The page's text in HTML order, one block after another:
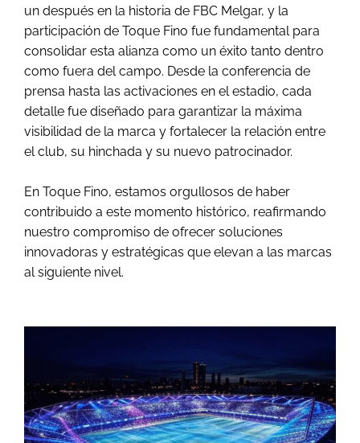
un después en la historia de FBC Melgar, y la
participación de Toque Fino fue fundamental para
consolidar esta alianza como un éxito tanto dentro
como fuera del campo. Desde la conferencia de
prensa hasta las activaciones en el estadio, cada
detalle fue diseñado para garantizar la máxima
visibilidad de la marca y fortalecer la relación entre
el club, su hinchada y su nuevo patrocinador.
En Toque Fino, estamos orgullosos de haber
contribuido a este momento histórico, reafirmando
nuestro compromiso de ofrecer soluciones
innovadoras y estratégicas que elevan a las marcas
al siguiente nivel.